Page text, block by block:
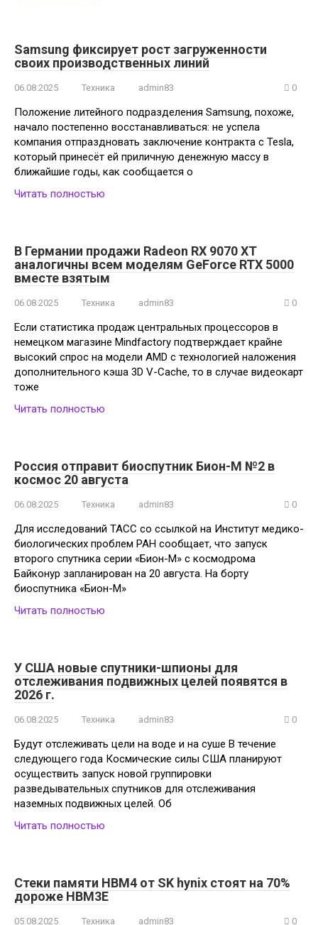
Samsung фиксирует рост загруженности
своих производственных линий
06.08.2025 Техника admin83 0
Положение литейного подразделения Samsung, похоже,
начало постепенно восстанавливаться: не успела
компания отпраздновать заключение контракта с Tesla,
который принесёт ей приличную денежную массу в
ближайшие годы, как сообщается о
Читать полностью
В Германии продажи Radeon RX 9070 XT
аналогичны всем моделям GeForce RTX 5000
вместе взятым
06.08.2025 Техника admin83 0
Если статистика продаж центральных процессоров в
немецком магазине Mindfactory подтверждает крайне
высокий спрос на модели AMD с технологией наложения
дополнительного кэша 3D V-Cache, то в случае видеокарт
тоже
Читать полностью
Россия отправит биоспутник Бион-М №2 в
космос 20 августа
06.08.2025 Техника admin83 0
Для исследований ТАСС со ссылкой на Институт медико-
биологических проблем РАН сообщает, что запуск
второго спутника серии «Бион-М» с космодрома
Байконур запланирован на 20 августа. На борту
биоспутника «Бион-М»
Читать полностью
У США новые спутники-шпионы для
отслеживания подвижных целей появятся в
2026 г.
06.08.2025 Техника admin83 0
Будут отслеживать цели на воде и на суше В течение
следующего года Космические силы США планируют
осуществить запуск новой группировки
разведывательных спутников для отслеживания
наземных подвижных целей. Об
Читать полностью
Стеки памяти HBM4 от SK hynix стоят на 70%
дороже HBM3E
05.08.2025 Техника admin83 0